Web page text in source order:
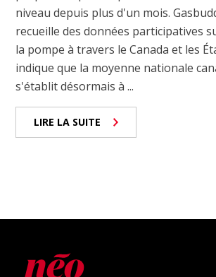
niveau depuis plus d'un mois.
recueille des données participatives
la pompe à travers le Canada et les
indique que la moyenne nationale
s'établit désormais à ...
LIRE LA SUITE